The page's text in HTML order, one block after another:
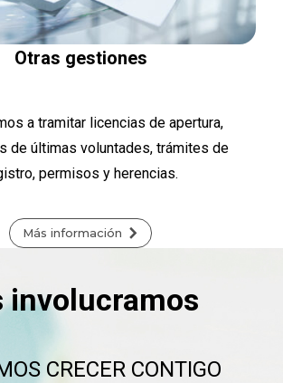
Otras gestiones
a tramitar licencias de apertura,
de últimas voluntades, trámites de
permisos y herencias.
Más información
involucramos
CRECER CONTIGO